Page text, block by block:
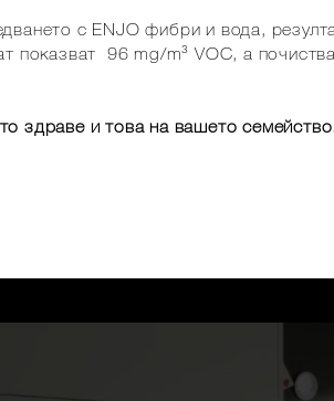
с ENJO фибри и вода,
показват 96 mg/m³ VOC, а
здраве и това на вашето